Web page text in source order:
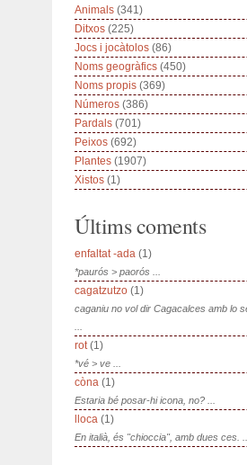
Animals (341)
Ditxos (225)
Jocs i jocàtolos (86)
Noms geogràfics (450)
Noms propis (369)
Números (386)
Pardals (701)
Peixos (692)
Plantes (1907)
Xistos (1)
Últims coments
enfaltat -ada (1)
*paurós > paorós ...
cagatzutzo (1)
caganiu no vol dir Cagacalces amb lo
rot(1)
*vé > ve ...
còna (1)
Estaria bé posar-hi icona, no? ...
lloca (1)
En italià, és "chioccia", amb dues ces. ...